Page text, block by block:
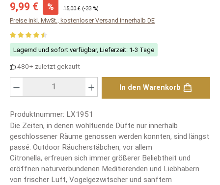
Verkaufspreis:
9,99 € % Regulärer Preis:
15,00 € (-33 %)
Preise inkl. MwSt., kostenloser Versand innerhalb DE
Durchschnittliche Bewertung von 4.49 von 5 Sternen
Lagernd und sofort verfügbar, Lieferzeit: 1-3 Tage
480+ zuletzt gekauft
In den Warenkorb
Produktnummer: LX1951
Die Zeiten, in denen wohltuende Düfte nur innerhalb
geschlossener Räume genossen werden konnten, sind längst
passé. Outdoor Räucherstäbchen, vor allem
Citronella, erfreuen sich immer größerer Beliebtheit und
eröffnen naturverbundenen Meditierenden und Liebhabern
von frischer Luft, Vogelgezwitscher und sanftem